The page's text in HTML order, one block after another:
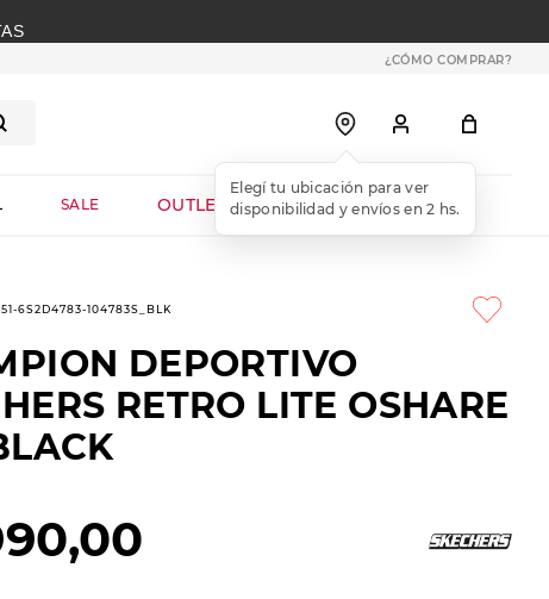
¿CÓMO COMPRAR?
SALE OUTLET WEB
6S2D4783-104783S_BLK
DEPORTIVO
RETRO LITE OSHARE
,00